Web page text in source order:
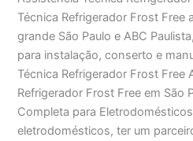
Técnica Refrigerador Frost Free
grande São Paulo e ABC
para instalação, conserto e
Técnica Refrigerador Frost Free
Refrigerador Frost Free em São
Completa para
eletrodomésticos, ter um